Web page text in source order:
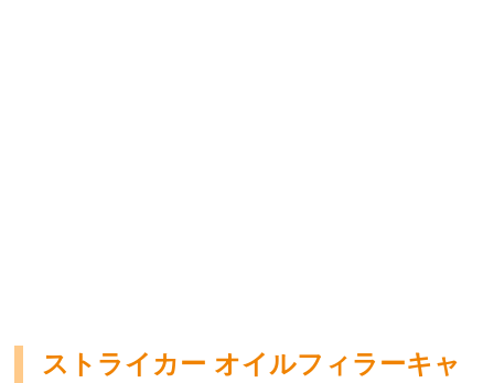
ストライカー オイルフィラーキャ